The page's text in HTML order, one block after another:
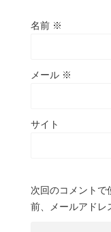
名前 ※
メール ※
サイト
次回のコメントで
前、メールアドレ